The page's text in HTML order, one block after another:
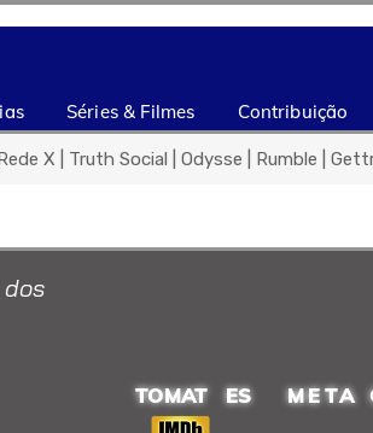
Séries & Filmes Contribuição
X | Truth Social | Odysse | Rumble |
dos
TOMAT ES META